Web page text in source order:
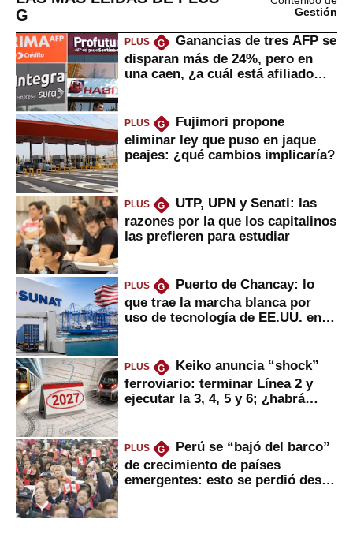
G
Gestión
PLUS G
Ganancias de tres AFP se
disparan más de 24%, pero en
una caen, ¿a cuál está afiliado
PLUS G
Fujimori propone
eliminar ley que puso en jaque
peajes: ¿qué cambios implicaría?
PLUS G
UTP, UPN y Senati: las
razones por la que los capitalinos
las prefieren para estudiar
PLUS G
Puerto de Chancay: lo
que trae la marcha blanca por
uso de tecnología de EE.UU. en
PLUS G
Keiko anuncia “shock”
ferroviario: terminar Línea 2 y
ejecutar la 3, 4, 5 y 6; ¿habrá
PLUS G
Perú se “bajó del barco”
de crecimiento de países
emergentes: esto se perdió desde